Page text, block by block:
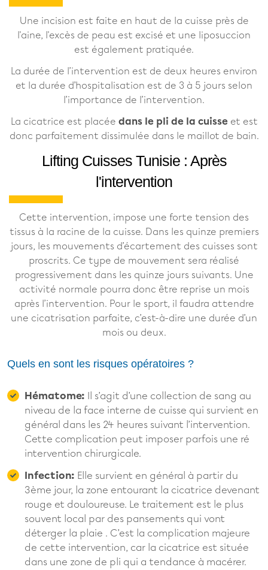
Une incision est faite en haut de la cuisse près de
l'aine, l'excès de peau est excisé et une liposuccion
est également pratiquée.
La durée de l’intervention est de deux heures environ
et la durée d’hospitalisation est de 3 à 5 jours selon
l’importance de l’intervention.
La cicatrice est placée dans le pli de la cuisseet est
donc parfaitement dissimulée dans le maillot de bain.
Lifting Cuisses Tunisie : Après
l'intervention
Cette intervention, impose une forte tension des
tissus à la racine de la cuisse. Dans les quinze premiers
jours, les mouvements d’écartement des cuisses sont
proscrits. Ce type de mouvement sera réalisé
progressivement dans les quinze jours suivants. Une
activité normale pourra donc être reprise un mois
après l’intervention. Pour le sport, il faudra attendre
une cicatrisation parfaite, c’est-à-dire une durée d’un
mois ou deux.
Quels en sont les risques opératoires ?
Hématome: Il s’agit d’une collection de sang au
niveau de la face interne de cuisse qui survient en
général dans les 24 heures suivant l’intervention.
Cette complication peut imposer parfois une ré
intervention chirurgicale.
Infection: Elle survient en général à partir du
3ème jour, la zone entourant la cicatrice devenant
rouge et douloureuse. Le traitement est le plus
souvent local par des pansements qui vont
déterger la plaie . C’est la complication majeure
de cette intervention, car la cicatrice est située
dans une zone de pli qui a tendance à macérer.